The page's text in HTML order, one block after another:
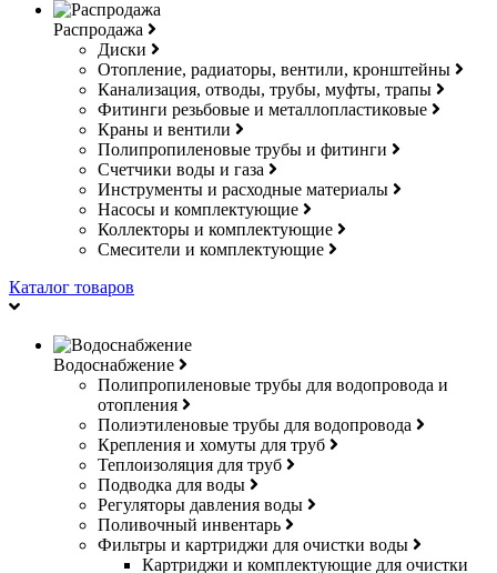
Распродажа
Диски
Отопление, радиаторы, вентили, кронштейны
Канализация, отводы, трубы, муфты, трапы
Фитинги резьбовые и металлопластиковые
Краны и вентили
Полипропиленовые трубы и фитинги
Счетчики воды и газа
Инструменты и расходные материалы
Насосы и комплектующие
Коллекторы и комплектующие
Смесители и комплектующие
Каталог товаров
Водоснабжение
Полипропиленовые трубы для водопровода и
отопления
Полиэтиленовые трубы для водопровода
Крепления и хомуты для труб
Теплоизоляция для труб
Подводка для воды
Регуляторы давления воды
Поливочный инвентарь
Фильтры и картриджи для очистки воды
Картриджи и комплектующие для очистки